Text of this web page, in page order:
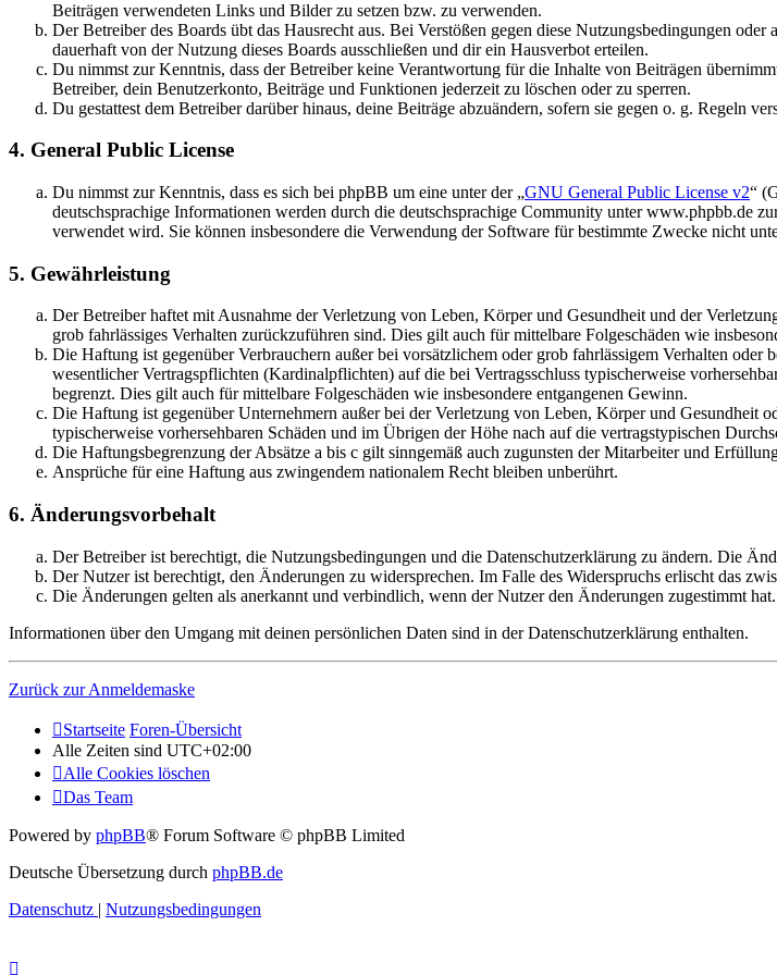
Beiträgen verwendeten Links und Bilder zu setzen bzw. zu verwenden.
Der Betreiber des Boards übt das Hausrecht aus. Bei Verstößen gegen diese Nutzungsbedingungen
dauerhaft von der Nutzung dieses Boards ausschließen und dir ein Hausverbot erteilen.
Du nimmst zur Kenntnis, dass der Betreiber keine Verantwortung für die Inhalte von Beiträgen
Betreiber, dein Benutzerkonto, Beiträge und Funktionen jederzeit zu löschen oder zu sperren.
Du gestattest dem Betreiber darüber hinaus, deine Beiträge abzuändern, sofern sie gegen o. g. Regeln
4. General Public License
Du nimmst zur Kenntnis, dass es sich bei phpBB um eine unter der „GNU General Public License v2“
deutschsprachige Informationen werden durch die deutschsprachige Community unter www.phpbb.de
verwendet wird. Sie können insbesondere die Verwendung der Software für bestimmte Zwecke nicht
5. Gewährleistung
Der Betreiber haftet mit Ausnahme der Verletzung von Leben, Körper und Gesundheit und der
grob fahrlässiges Verhalten zurückzuführen sind. Dies gilt auch für mittelbare Folgeschäden wie
Die Haftung ist gegenüber Verbrauchern außer bei vorsätzlichem oder grob fahrlässigem Verhalten
wesentlicher Vertragspflichten (Kardinalpflichten) auf die bei Vertragsschluss typischerweise
begrenzt. Dies gilt auch für mittelbare Folgeschäden wie insbesondere entgangenen Gewinn.
Die Haftung ist gegenüber Unternehmern außer bei der Verletzung von Leben, Körper und Gesundheit
typischerweise vorhersehbaren Schäden und im Übrigen der Höhe nach auf die vertragstypischen
Die Haftungsbegrenzung der Absätze a bis c gilt sinngemäß auch zugunsten der Mitarbeiter und
Ansprüche für eine Haftung aus zwingendem nationalem Recht bleiben unberührt.
6. Änderungsvorbehalt
Der Betreiber ist berechtigt, die Nutzungsbedingungen und die Datenschutzerklärung zu ändern. Die
Der Nutzer ist berechtigt, den Änderungen zu widersprechen. Im Falle des Widerspruchs erlischt das
Die Änderungen gelten als anerkannt und verbindlich, wenn der Nutzer den Änderungen zugestimmt hat.
Informationen über den Umgang mit deinen persönlichen Daten sind in der Datenschutzerklärung enthalten.
Zurück zur Anmeldemaske
Startseite Foren-Übersicht
Alle Zeiten sind UTC+02:00
Alle Cookies löschen
Das Team
Powered by phpBB® Forum Software © phpBB Limited
Deutsche Übersetzung durch phpBB.de
Datenschutz | Nutzungsbedingungen